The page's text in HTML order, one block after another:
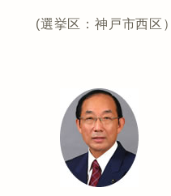
(選挙区：神戸市西区）